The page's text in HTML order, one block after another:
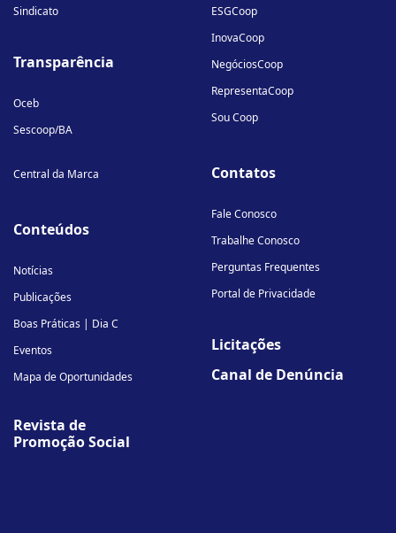
Sindicato
Transparência
Oceb
Sescoop/BA
Central da Marca
Conteúdos
Notícias
Publicações
Boas Práticas | Dia C
Eventos
Mapa de Oportunidades
Revista de
Promoção Social
ESGCoop
InovaCoop
NegóciosCoop
RepresentaCoop
Sou Coop
Contatos
Fale Conosco
Trabalhe Conosco
Perguntas Frequentes
Portal de Privacidade
Licitações
Canal de Denúncia